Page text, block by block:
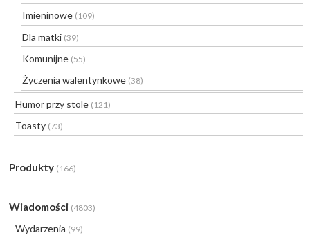
Imieninowe (109)
Dla matki (39)
Komunijne (55)
Życzenia walentynkowe (38)
Humor przy stole (121)
Toasty (73)
Produkty (166)
Wiadomości (4803)
Wydarzenia (99)